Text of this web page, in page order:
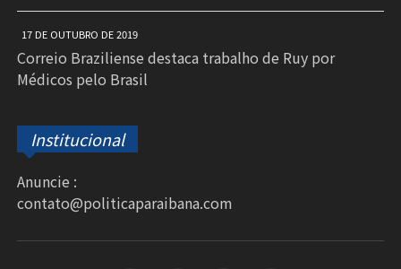
17 DE OUTUBRO DE 2019
Correio Braziliense destaca trabalho de Ruy por
Médicos pelo Brasil
Institucional
Anuncie :
contato@politicaparaibana.com